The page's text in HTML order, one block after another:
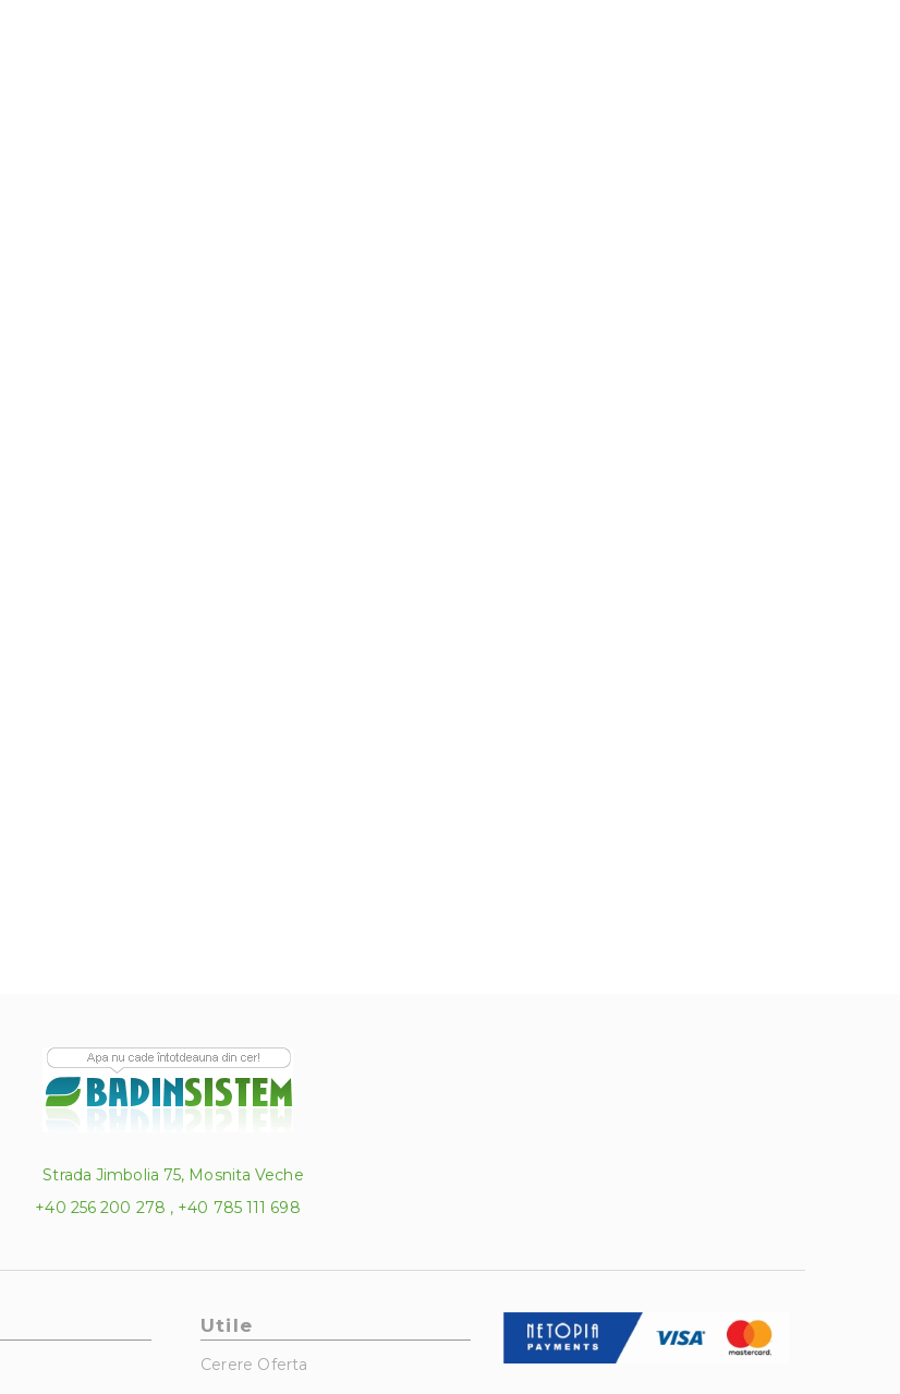
Strada Jimbolia 75, Mosnita Veche
+40 256 200 278 , +40 785 111 698
Utile
Cerere Oferta